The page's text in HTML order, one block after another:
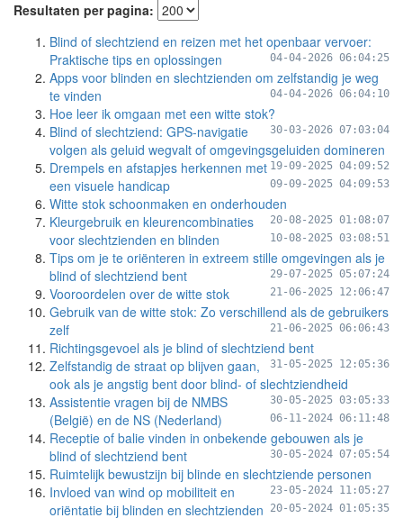
Resultaten per pagina:
Blind of slechtziend en reizen met het openbaar vervoer:
Praktische tips en oplossingen
04-04-2026 06:04:25
Apps voor blinden en slechtzienden om zelfstandig je weg
te vinden
04-04-2026 06:04:10
Hoe leer ik omgaan met een witte stok?
30-03-2026 07:03:04
Blind of slechtziend: GPS-navigatie
volgen als geluid wegvalt of omgevingsgeluiden domineren
19-09-2025 04:09:52
Drempels en afstapjes herkennen met
een visuele handicap
09-09-2025 04:09:53
Witte stok schoonmaken en onderhouden
20-08-2025 01:08:07
Kleurgebruik en kleurencombinaties
voor slechtzienden en blinden
10-08-2025 03:08:51
Tips om je te oriënteren in extreem stille omgevingen als je
blind of slechtziend bent
29-07-2025 05:07:24
Vooroordelen over de witte stok 21-06-2025 12:06:47
Gebruik van de witte stok: Zo verschillend als de gebruikers
zelf
21-06-2025 06:06:43
Richtingsgevoel als je blind of slechtziend bent
31-05-2025 12:05:36
Zelfstandig de straat op blijven gaan,
ook als je angstig bent door blind- of slechtziendheid
30-05-2025 03:05:33
Assistentie vragen bij de NMBS
(België) en de NS (Nederland)
06-11-2024 06:11:48
Receptie of balie vinden in onbekende gebouwen als je
blind of slechtziend bent
30-05-2024 07:05:54
Ruimtelijk bewustzijn bij blinde en slechtziende personen
23-05-2024 11:05:27
Invloed van wind op mobiliteit en
oriëntatie bij blinden en slechtzienden
20-05-2024 01:05:35